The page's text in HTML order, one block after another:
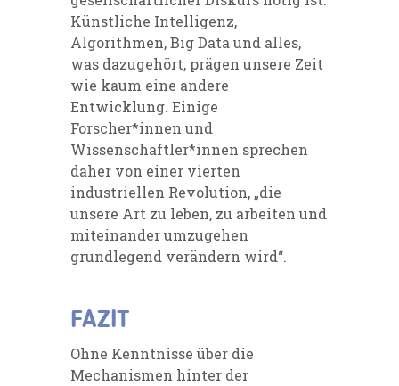
Künstliche Intelligenz,
Algorithmen, Big Data und alles,
was dazugehört, prägen unsere Zeit
wie kaum eine andere
Entwicklung. Einige
Forscher*innen und
Wissenschaftler*innen sprechen
daher von einer vierten
industriellen Revolution, „die
unsere Art zu leben, zu arbeiten und
miteinander umzugehen
grundlegend verändern wird“.
FAZIT
Ohne Kenntnisse über die
Mechanismen hinter der